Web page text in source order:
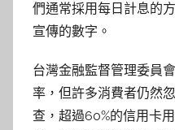
們通常採用每日計息的
宣傳的數字。
台灣金融監督管理委員
率，但許多消費者仍然
查，超過60%的信用卡